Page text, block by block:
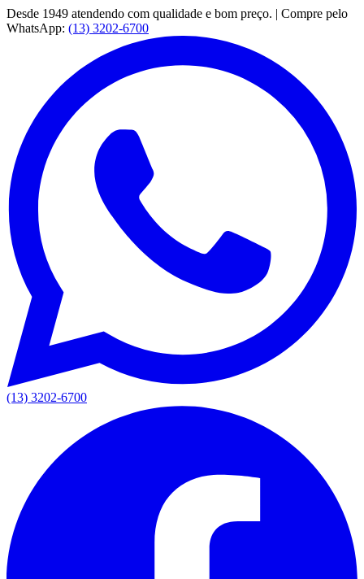
Desde 1949 atendendo com qualidade e bom preço. | Compre pelo
WhatsApp: (13) 3202-6700
(13) 3202-6700